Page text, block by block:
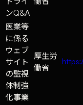
ンQ&A
医業等
に係る
ウェブ
サイト
の監視
体制強
化事業
厚生労
働省